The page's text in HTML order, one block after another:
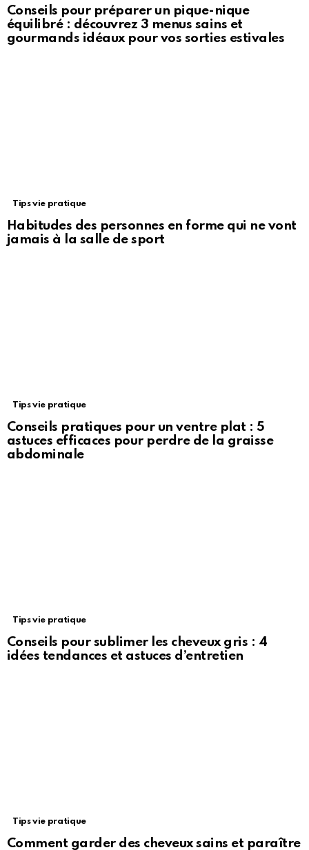
Conseils pour préparer un pique-nique
équilibré : découvrez 3 menus sains et
gourmands idéaux pour vos sorties estivales
Tips vie pratique
Habitudes des personnes en forme qui ne vont
jamais à la salle de sport
Tips vie pratique
Conseils pratiques pour un ventre plat : 5
astuces efficaces pour perdre de la graisse
abdominale
Tips vie pratique
Conseils pour sublimer les cheveux gris : 4
idées tendances et astuces d’entretien
Tips vie pratique
Comment garder des cheveux sains et paraître